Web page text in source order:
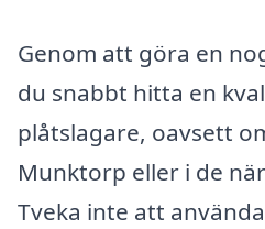
Genom att göra en
du snabbt hitta en
plåtslagare, oavsett
Munktorp eller i de
Tveka inte att